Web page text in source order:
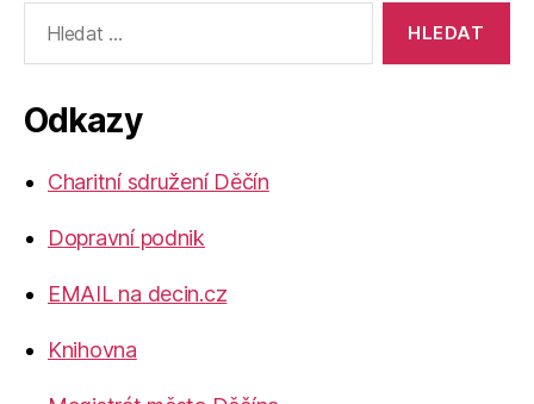
vyhledávání:
Odkazy
Charitní sdružení Děčín
Dopravní podnik
EMAIL na decin.cz
Knihovna